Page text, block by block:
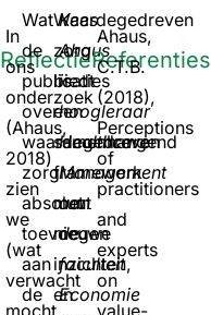
Reflectie
In
ons
onderzoek
(Ahaus,
2018)
zien
we
(wat
verwacht
Wat
de
publicaties
over
waardegedreven
zorg
absoluut
toevoegen
aan
de
Waardegedreven
zorg
biedt
een
samenhangend
framework
met
nieuwe
inzichten,
en
Kees
Ahaus
is
hoogleraar
Healthcare
Management
aan
de
faculteit
Economie
Referenties
Ahaus,
C.T.B.
(2018),
Perceptions
of
practitioners
and
experts
on